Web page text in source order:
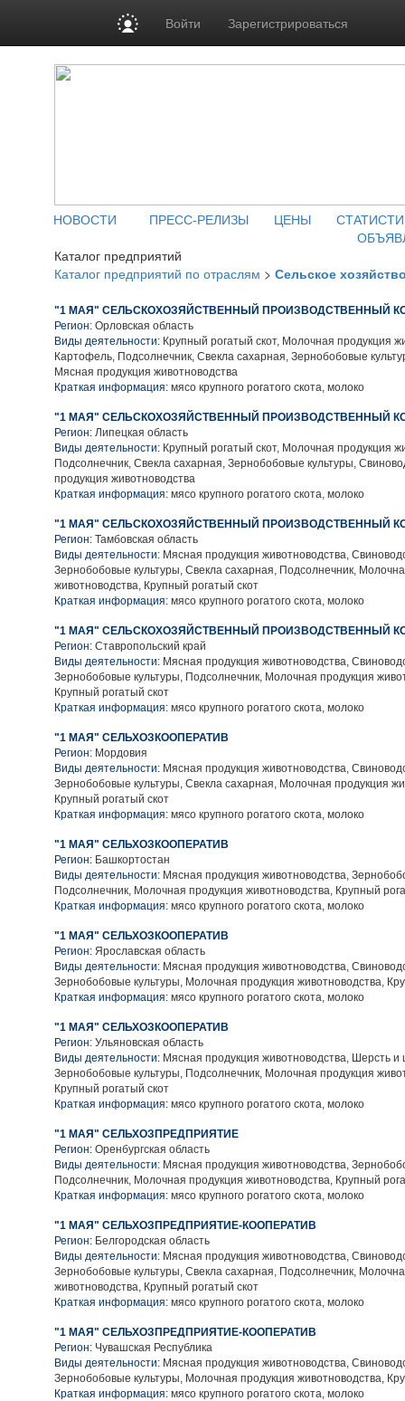
Войти Зарегистрироваться
НОВОСТИ ПРЕСС-РЕЛИЗЫ ЦЕНЫ
Каталог предприятий
Каталог предприятий по отраслям > Сельское
"1 МАЯ" СЕЛЬСКОХОЗЯЙСТВЕННЫЙ ПРОИЗВОДСТВЕННЫЙ
Регион: Орловская область
Виды деятельности: Крупный рогатый скот, Молочная продукция
Картофель, Подсолнечник, Свекла сахарная, Зернобобовые
Мясная продукция животноводства
Краткая информация: мясо крупного рогатого скота, молоко
"1 МАЯ" СЕЛЬСКОХОЗЯЙСТВЕННЫЙ ПРОИЗВОДСТВЕННЫЙ
Регион: Липецкая область
Виды деятельности: Крупный рогатый скот, Молочная продукция
Подсолнечник, Свекла сахарная, Зернобобовые культуры,
продукция животноводства
Краткая информация: мясо крупного рогатого скота, молоко
"1 МАЯ" СЕЛЬСКОХОЗЯЙСТВЕННЫЙ ПРОИЗВОДСТВЕННЫЙ
Регион: Тамбовская область
Виды деятельности: Мясная продукция животноводства,
Зернобобовые культуры, Свекла сахарная, Подсолнечник,
животноводства, Крупный рогатый скот
Краткая информация: мясо крупного рогатого скота, молоко
"1 МАЯ" СЕЛЬСКОХОЗЯЙСТВЕННЫЙ ПРОИЗВОДСТВЕННЫЙ
Регион: Ставропольский край
Виды деятельности: Мясная продукция животноводства,
Зернобобовые культуры, Подсолнечник, Молочная продукция
Крупный рогатый скот
Краткая информация: мясо крупного рогатого скота, молоко
"1 МАЯ" СЕЛЬХОЗКООПЕРАТИВ
Регион: Мордовия
Виды деятельности: Мясная продукция животноводства,
Зернобобовые культуры, Свекла сахарная, Молочная продукция
Крупный рогатый скот
Краткая информация: мясо крупного рогатого скота, молоко
"1 МАЯ" СЕЛЬХОЗКООПЕРАТИВ
Регион: Башкортостан
Виды деятельности: Мясная продукция животноводства,
Подсолнечник, Молочная продукция животноводства, Крупный
Краткая информация: мясо крупного рогатого скота, молоко
"1 МАЯ" СЕЛЬХОЗКООПЕРАТИВ
Регион: Ярославская область
Виды деятельности: Мясная продукция животноводства,
Зернобобовые культуры, Молочная продукция животноводства,
Краткая информация: мясо крупного рогатого скота, молоко
"1 МАЯ" СЕЛЬХОЗКООПЕРАТИВ
Регион: Ульяновская область
Виды деятельности: Мясная продукция животноводства, Шерсть и
Зернобобовые культуры, Подсолнечник, Молочная продукция
Крупный рогатый скот
Краткая информация: мясо крупного рогатого скота, молоко
"1 МАЯ" СЕЛЬХОЗПРЕДПРИЯТИЕ
Регион: Оренбургская область
Виды деятельности: Мясная продукция животноводства,
Подсолнечник, Молочная продукция животноводства, Крупный
Краткая информация: мясо крупного рогатого скота, молоко
"1 МАЯ" СЕЛЬХОЗПРЕДПРИЯТИЕ-КООПЕРАТИВ
Регион: Белгородская область
Виды деятельности: Мясная продукция животноводства,
Зернобобовые культуры, Свекла сахарная, Подсолнечник,
животноводства, Крупный рогатый скот
Краткая информация: мясо крупного рогатого скота, молоко
"1 МАЯ" СЕЛЬХОЗПРЕДПРИЯТИЕ-КООПЕРАТИВ
Регион: Чувашская Республика
Виды деятельности: Мясная продукция животноводства,
Зернобобовые культуры, Молочная продукция животноводства,
Краткая информация: мясо крупного рогатого скота, молоко